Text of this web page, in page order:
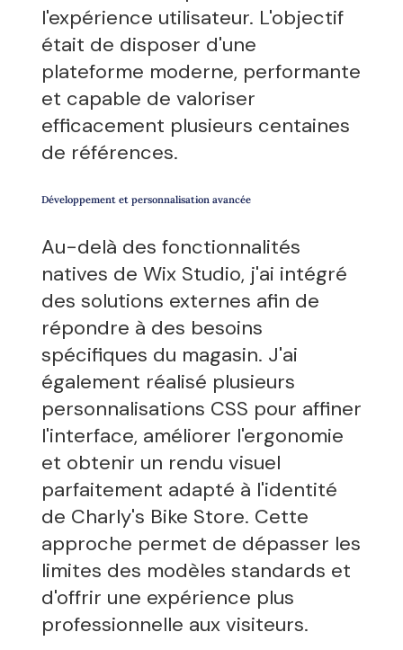
l'expérience utilisateur. L'objectif
était de disposer d'une
plateforme moderne, performante
et capable de valoriser
efficacement plusieurs centaines
de références.
Développement et personnalisation avancée
Au-delà des fonctionnalités
natives de Wix Studio, j'ai intégré
des solutions externes afin de
répondre à des besoins
spécifiques du magasin. J'ai
également réalisé plusieurs
personnalisations CSS pour affiner
l'interface, améliorer l'ergonomie
et obtenir un rendu visuel
parfaitement adapté à l'identité
de Charly's Bike Store. Cette
approche permet de dépasser les
limites des modèles standards et
d'offrir une expérience plus
professionnelle aux visiteurs.